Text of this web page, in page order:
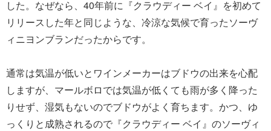
した。なぜなら、40年前に『クラウディー ベイ』を初めて
リリースした年と同じような、冷涼な気候で育ったソーヴ
ィニヨンブランだったからです。
通常は気温が低いとワインメーカーはブドウの出来を心配
しますが、マールボロでは気温が低くても雨が多く降った
りせず、湿気もないのでブドウがよく育ちます。かつ、ゆ
っくりと成熟されるので『クラウディー ベイ』のソーヴィ